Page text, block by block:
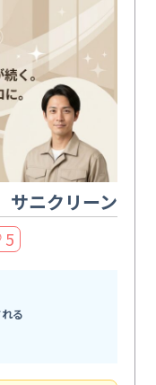
サニクリーン
5
る